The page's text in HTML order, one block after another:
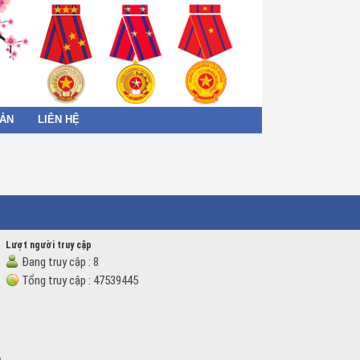
LIÊN HỆ
Lượt người truy cập
Đang truy cập : 8
Tổng truy cập : 47539445